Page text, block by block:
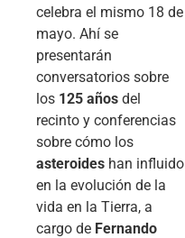
celebra el mismo 18 de
mayo. Ahí se
presentarán
conversatorios sobre
los 125 años del
recinto y conferencias
sobre cómo los
asteroides han influido
en la evolución de la
vida en la Tierra, a
cargo de Fernando